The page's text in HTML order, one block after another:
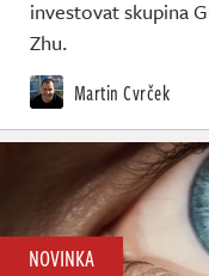
investovat skupina
Zhu.
Martin Cvrček
NOVINKA